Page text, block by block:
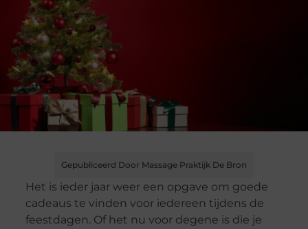
Gepubliceerd Door Massage Praktijk De Bron
Het is ieder jaar weer een opgave om goede
cadeaus te vinden voor iedereen tijdens de
feestdagen. Of het nu voor degene is die je